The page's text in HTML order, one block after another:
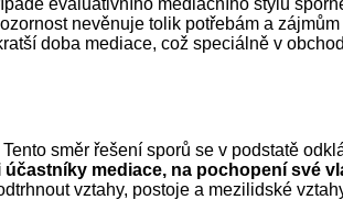
evaluativního mediačního stylu
nevěnuje tolik potřebám a
doba mediace, což speciálně v
směr řešení sporů se v podstatě
mediace, na pochopení své
vztahy, postoje a mezilidské